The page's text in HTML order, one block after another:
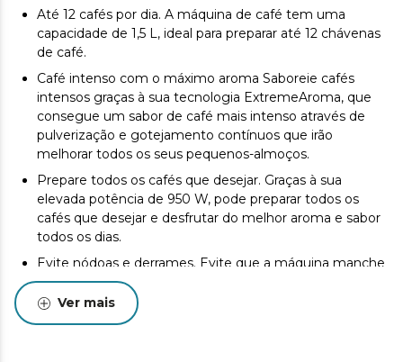
Até 12 cafés por dia. A máquina de café tem uma
capacidade de 1,5 L, ideal para preparar até 12 chávenas
de café.
Café intenso com o máximo aroma Saboreie cafés
intensos graças à sua tecnologia ExtremeAroma, que
consegue um sabor de café mais intenso através de
pulverização e gotejamento contínuos que irão
melhorar todos os seus pequenos-almoços.
Prepare todos os cafés que desejar. Graças à sua
elevada potência de 950 W, pode preparar todos os
cafés que desejar e desfrutar do melhor aroma e sabor
todos os dias.
Evite nódoas e derrames. Evite que a máquina manche
ou derrame líquidos quando o jarro é retirado graças a
sua funçāo antigotejamento
Utilização intuitiva. Incorpora um botão para
Ver mais